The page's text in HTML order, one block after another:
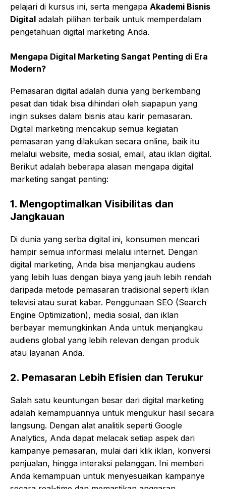
pelajari di kursus ini, serta mengapa Akademi Bisnis
Digital adalah pilihan terbaik untuk memperdalam
pengetahuan digital marketing Anda.
Mengapa Digital Marketing Sangat Penting di Era
Modern?
Pemasaran digital adalah dunia yang berkembang
pesat dan tidak bisa dihindari oleh siapapun yang
ingin sukses dalam bisnis atau karir pemasaran.
Digital marketing mencakup semua kegiatan
pemasaran yang dilakukan secara online, baik itu
melalui website, media sosial, email, atau iklan digital.
Berikut adalah beberapa alasan mengapa digital
marketing sangat penting:
1. Mengoptimalkan Visibilitas dan
Jangkauan
Di dunia yang serba digital ini, konsumen mencari
hampir semua informasi melalui internet. Dengan
digital marketing, Anda bisa menjangkau audiens
yang lebih luas dengan biaya yang jauh lebih rendah
daripada metode pemasaran tradisional seperti iklan
televisi atau surat kabar. Penggunaan SEO (Search
Engine Optimization), media sosial, dan iklan
berbayar memungkinkan Anda untuk menjangkau
audiens global yang lebih relevan dengan produk
atau layanan Anda.
2. Pemasaran Lebih Efisien dan Terukur
Salah satu keuntungan besar dari digital marketing
adalah kemampuannya untuk mengukur hasil secara
langsung. Dengan alat analitik seperti Google
Analytics, Anda dapat melacak setiap aspek dari
kampanye pemasaran, mulai dari klik iklan, konversi
penjualan, hingga interaksi pelanggan. Ini memberi
Anda kemampuan untuk menyesuaikan kampanye